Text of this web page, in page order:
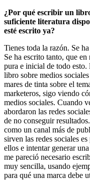
¿Por qué escribir un
suficiente literatura
esté escrito ya?
Tienes toda la razón. Se
Se ha escrito tanto, que
pura e inicial de todo
libro sobre medios
mares de tinta sobre el
marketeros, sigo viendo
medios sociales. Cuando
abordaron las redes
de no conseguir
como un canal más de
sirven las redes sociales
ellos e intentar generar
me pareció necesario
muy sencilla, usando
para qué una marca debe